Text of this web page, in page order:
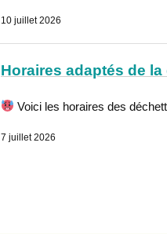
10 juillet 2026
Horaires adaptés de
Voici les horaires des
7 juillet 2026